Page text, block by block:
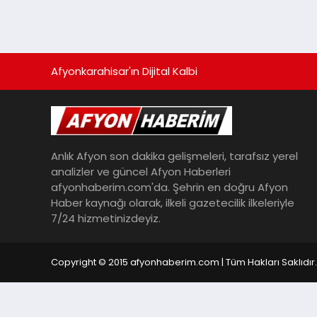
Afyonkarahisar'ın Dijital Kalbi
Anlık Afyon son dakika gelişmeleri, tarafsız yerel
analizler ve güncel Afyon Haberleri
afyonhaberim.com'da. Şehrin en doğru Afyon
Haber kaynağı olarak, ilkeli gazetecilik ilkeleriyle
7/24 hizmetinizdeyiz.
Copyright © 2015 afyonhaberim.com | Tüm Hakları Saklıdır.